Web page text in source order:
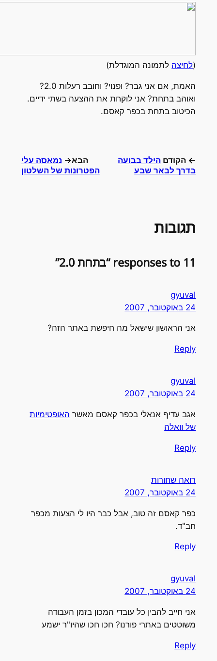
לחיצהלתמונה המוגדלת)
האמת, אם אני גבר? ופנוי? וחובב רעלות 2.0?
בתחת? אני לוקחת את ההצעה בשתי ידיים.
בתחת בכפר קאסם.
הקודם הילד בבועה
לבאר שבע
הבא→ נמאסה עלי
הפטרונות של השלטון
הראושון שישאל מה חיפשת באתר הזה?
עדיף אנאלי בכפר קאסם מאשרהאופטימיות
וואלה
שחורות
קאסם זה טוב, אבל כבר היו לי הצעות מכפר
חייב להבין כל עובדי המכון בזמן העבודה
באתרי פורנו? חכו חכו שהיו"ר ישמע